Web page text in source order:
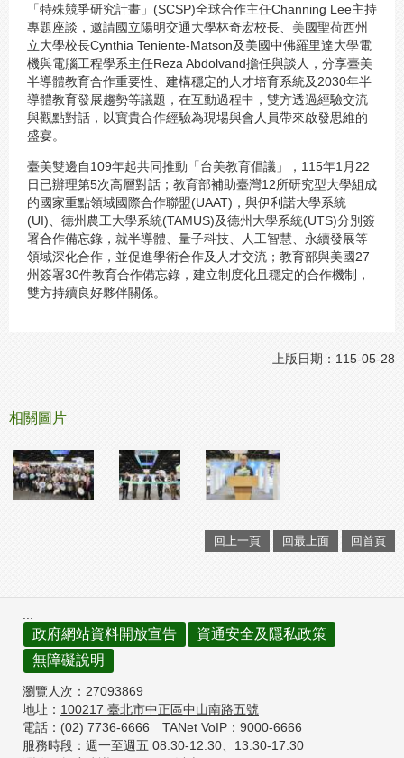
「特殊競爭研究計畫」(SCSP)全球合作主任Channing Lee主持
專題座談，邀請國立陽明交通大學林奇宏校長、美國聖荷西州
立大學校長Cynthia Teniente-Matson及美國中佛羅里達大學電
機與電腦工程學系主任Reza Abdolvand擔任與談人，分享臺美
半導體教育合作重要性、建構穩定的人才培育系統及2030年半
導體教育發展趨勢等議題，在互動過程中，雙方透過經驗交流
與觀點對話，以寶貴合作經驗為現場與會人員帶來啟發思維的
盛宴。
臺美雙邊自109年起共同推動「台美教育倡議」，115年1月22
日已辦理第5次高層對話；教育部補助臺灣12所研究型大學組成
的國家重點領域國際合作聯盟(UAAT)，與伊利諾大學系統
(UI)、德州農工大學系統(TAMUS)及德州大學系統(UTS)分別簽
署合作備忘錄，就半導體、量子科技、人工智慧、永續發展等
領域深化合作，並促進學術合作及人才交流；教育部與美國27
州簽署30件教育合作備忘錄，建立制度化且穩定的合作機制，
雙方持續良好夥伴關係。
上版日期：115-05-28
相關圖片
回上一頁 回最上面 回首頁
:::
政府網站資料開放宣告
資通安全及隱私政策
無障礙說明
瀏覽人次： 27093869
地址： 100217 臺北市中正區中山南路五號
電話：(02) 7736-6666 TANet VoIP：9000-6666
服務時段：週一至週五 08:30-12:30、 13:30-17:30